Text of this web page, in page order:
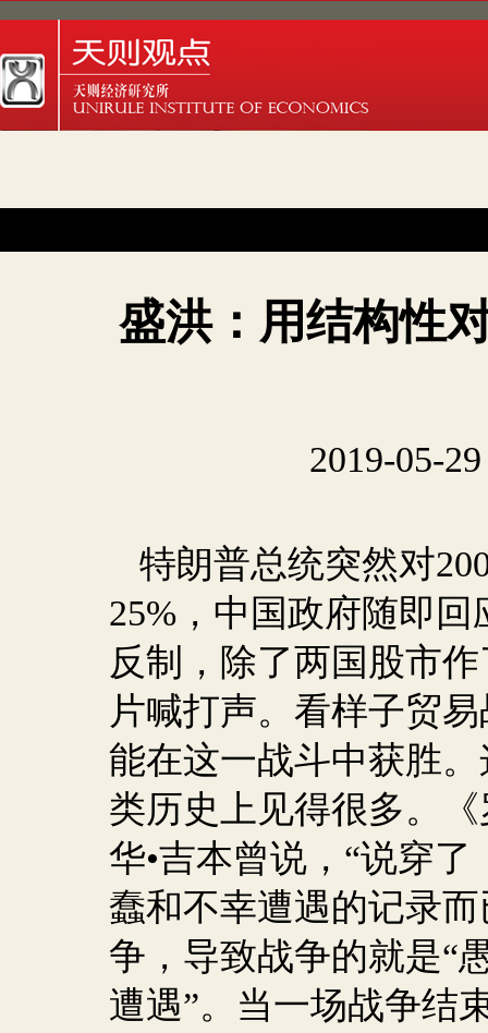
盛洪：用结构性
2019-05-
特朗普总统突然对
25% ，中国政府随即回
反制，除了两国股市
片喊打声。看样子贸
能在这一战斗中获胜
类历史上见得很多。
华•吉本曾说，“说穿
蠢和不幸遭遇的记录
争，导致战争的就是“
遭遇”。当一场战争结